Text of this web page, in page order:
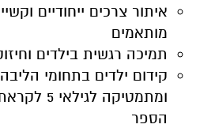
איתור צרכים ייחודיים
מותאמים
תמיכה רגשית בילדים
קידום ילדים בתחומי
ומתמטיקה
הספר